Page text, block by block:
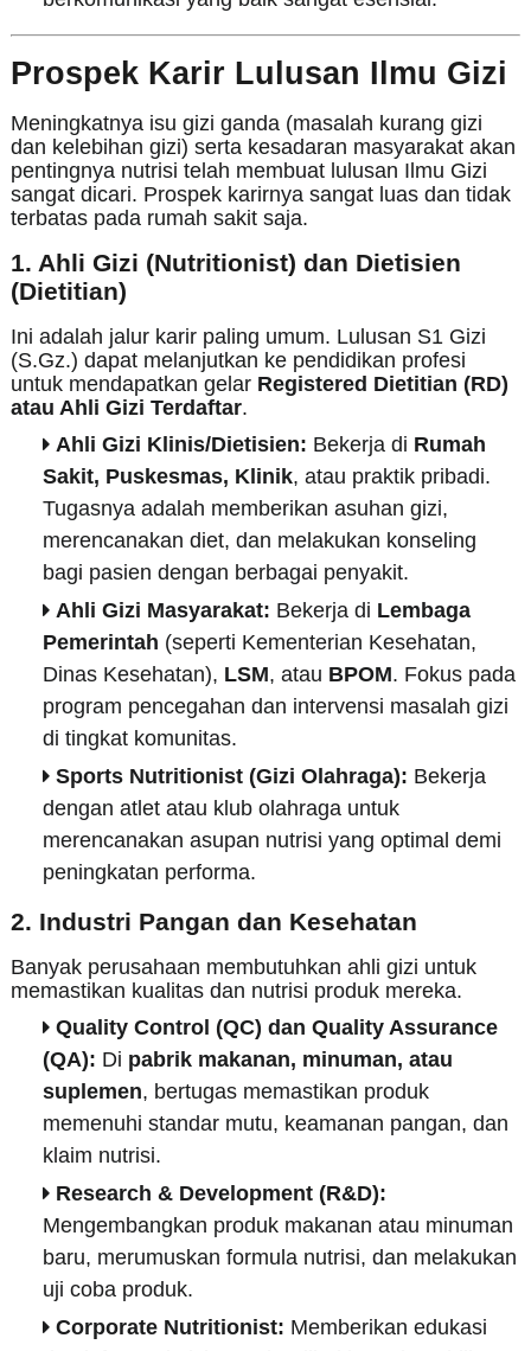
Prospek Karir Lulusan Ilmu Gizi
Meningkatnya isu gizi ganda (masalah kurang gizi
dan kelebihan gizi) serta kesadaran masyarakat akan
pentingnya nutrisi telah membuat lulusan Ilmu Gizi
sangat dicari. Prospek karirnya sangat luas dan tidak
terbatas pada rumah sakit saja.
1. Ahli Gizi (Nutritionist) dan Dietisien
(Dietitian)
Ini adalah jalur karir paling umum. Lulusan S1 Gizi
(S.Gz.) dapat melanjutkan ke pendidikan profesi
untuk mendapatkan gelar Registered Dietitian (RD)
atau Ahli Gizi Terdaftar.
Ahli Gizi Klinis/Dietisien: Bekerja di Rumah
Sakit, Puskesmas, Klinik, atau praktik pribadi.
Tugasnya adalah memberikan asuhan gizi,
merencanakan diet, dan melakukan konseling
bagi pasien dengan berbagai penyakit.
Ahli Gizi Masyarakat: Bekerja di Lembaga
Pemerintah (seperti Kementerian Kesehatan,
Dinas Kesehatan), LSM, atau BPOM. Fokus pada
program pencegahan dan intervensi masalah gizi
di tingkat komunitas.
Sports Nutritionist (Gizi Olahraga): Bekerja
dengan atlet atau klub olahraga untuk
merencanakan asupan nutrisi yang optimal demi
peningkatan performa.
2. Industri Pangan dan Kesehatan
Banyak perusahaan membutuhkan ahli gizi untuk
memastikan kualitas dan nutrisi produk mereka.
Quality Control (QC) dan Quality Assurance
(QA): Di pabrik makanan, minuman, atau
suplemen, bertugas memastikan produk
memenuhi standar mutu, keamanan pangan, dan
klaim nutrisi.
Research & Development (R&D):
Mengembangkan produk makanan atau minuman
baru, merumuskan formula nutrisi, dan melakukan
uji coba produk.
Corporate Nutritionist: Memberikan edukasi